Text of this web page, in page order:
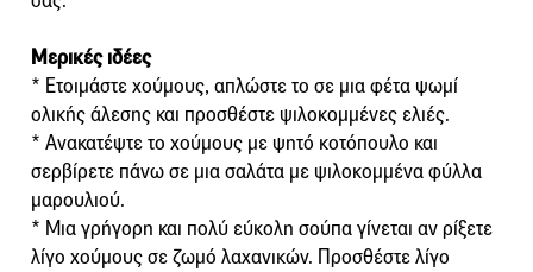
Μερικές ιδέες
* Ετοιμάστε χούμους, απλώστε το σε μια φέτα ψωμί
ολικής άλεσης και προσθέστε ψιλοκομμένες ελιές.
* Ανακατέψτε το χούμους με ψητό κοτόπουλο και
σερβίρετε πάνω σε μια σαλάτα με ψιλοκομμένα φύλλα
μαρουλιού.
* Μια γρήγορη και πολύ εύκολη σούπα γίνεται αν ρίξετε
λίγο χούμους σε ζωμό λαχανικών. Προσθέστε λίγο